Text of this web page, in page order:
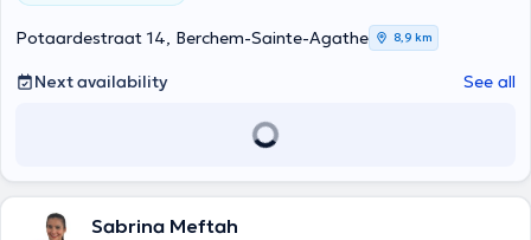
Potaardestraat 14, Berchem-Sainte-Agathe 8,9 km
Next availability See all
Sabrina Meftah